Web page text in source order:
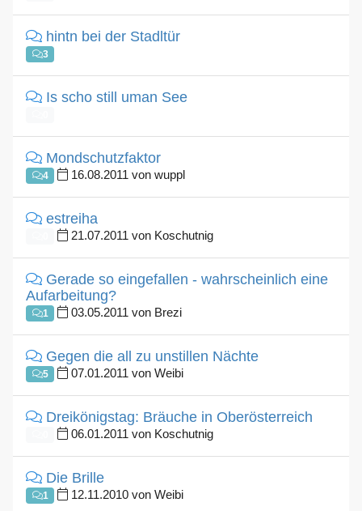
hintn bei der Stadltür
3
Is scho still uman See
Mondschutzfaktor
4 16.08.2011 von wuppl
estreiha
21.07.2011 von Koschutnig
Gerade so eingefallen - wahrscheinlich eine
Aufarbeitung?
1 03.05.2011 von Brezi
Gegen die all zu unstillen Nächte
5 07.01.2011 von Weibi
Dreikönigstag: Bräuche in Oberösterreich
06.01.2011 von Koschutnig
Die Brille
1 12.11.2010 von Weibi